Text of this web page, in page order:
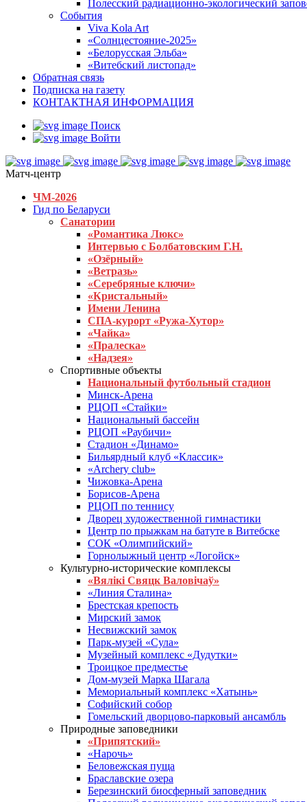
Полесский радиационно-экологический
События
Viva Kola Art
«Солнцестояние-2025»
«Белорусская Эльба»
«Витебский листопад»
Обратная связь
Подписка на газету
КОНТАКТНАЯ ИНФОРМАЦИЯ
Поиск
Войти
Матч-центр
ЧМ-2026
Гид по Беларуси
Санатории
«Романтика Люкс»
Интервью с Болбатовским Г.Н.
«Озёрный»
«Ветразь»
«Серебряные ключи»
«Кристальный»
Имени Ленина
СПА-курорт «Ружа-Хутор»
«Чайка»
«Пралеска»
«Надзея»
Спортивные объекты
Национальный футбольный стадион
Минск-Арена
РЦОП «Стайки»
Национальный бассейн
РЦОП «Раубичи»
Стадион «Динамо»
Бильярдный клуб «Классик»
«Archery club»
Чижовка-Арена
Борисов-Арена
РЦОП по теннису
Дворец художественной гимнастики
Центр по прыжкам на батуте в Витебске
СОК «Олимпийский»
Горнолыжный центр «Логойск»
Культурно-исторические комплексы
«Вялікі Свяцк Валовічаў»
«Линия Сталина»
Брестская крепость
Мирский замок
Несвижский замок
Парк-музей «Сула»
Музейный комплекс «Дудутки»
Троицкое предместье
Дом-музей Марка Шагала
Мемориальный комплекс «Хатынь»
Софийский собор
Гомельский дворцово-парковый ансамбль
Природные заповедники
«Припятский»
«Нарочь»
Беловежская пуща
Браславские озера
Березинский биосферный заповедник